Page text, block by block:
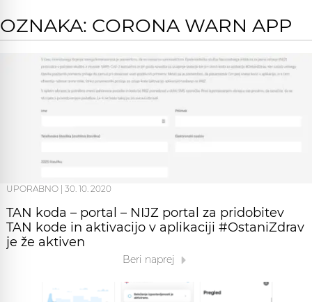
OZNAKA: CORONA WARN APP
UPORABNO 30. 10. 2020
TAN koda – portal – NIJZ portal za pridobitev
TAN kode in aktivacijo v aplikaciji #OstaniZdrav
je že aktiven
Beri naprej